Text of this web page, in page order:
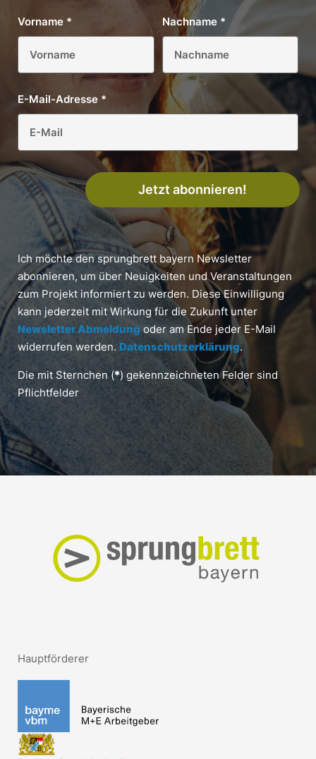
Vorname * Nachname *
E-Mail-Adresse *
Jetzt abonnieren!
Ich möchte den sprungbrett bayern Newsletter
abonnieren, um über Neuigkeiten und Veranstaltungen
zum Projekt informiert zu werden. Diese Einwilligung
kann jederzeit mit Wirkung für die Zukunft unter
Newsletter Abmeldung oder am Ende jeder E-Mail
widerrufen werden. Datenschutzerklärung.
Die mit Sternchen (*) gekennzeichneten Felder sind
Pflichtfelder
Hauptförderer